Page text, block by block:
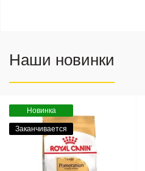
Наши новинки
Новинка
Заканчивается